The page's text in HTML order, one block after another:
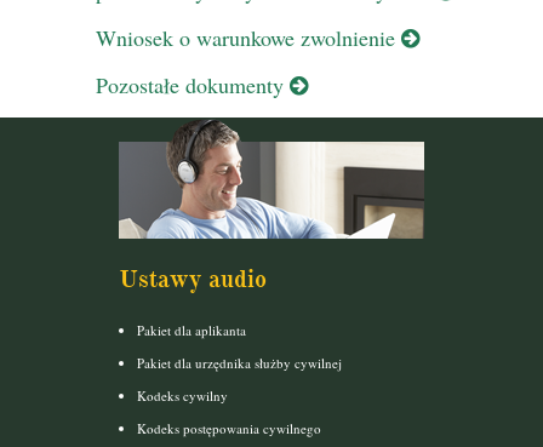
Wniosek o warunkowe zwolnienie
Pozostałe dokumenty
Ustawy audio
Pakiet dla aplikanta
Pakiet dla urzędnika służby cywilnej
Kodeks cywilny
Kodeks postępowania cywilnego